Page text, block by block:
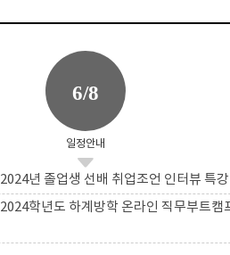
6/8
일정안내
2024년 졸업생 선배 취업조언 인터뷰 특
2024학년도 하계방학 온라인 직무부트캠